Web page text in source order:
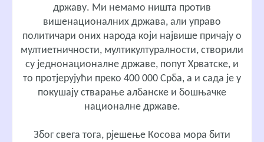
државу. Ми немамо ништа против
вишенационалних држава, али управо
политичари оних народа који највише причају о
мултиетничности, мултикултуралности, створили
су једнонационалне државе, попут Хрватске, и
то протјерујући преко 400 000 Срба, а и сада је у
покушају стварање албанске и бошњачке
националне државе.
Због свега тога, рјешење Косова мора бити